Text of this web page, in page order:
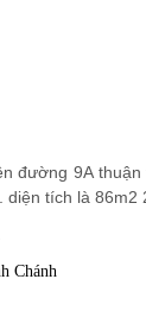
đường 9A
tích là 86m2
Chánh